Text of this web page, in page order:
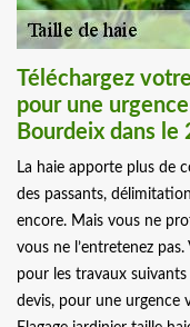
Téléchargez
pour une
Bourdeix dans le
La haie apporte plus de
des passants,
encore. Mais vous ne
vous ne l’entretenez
pour les travaux
devis, pour une urgence